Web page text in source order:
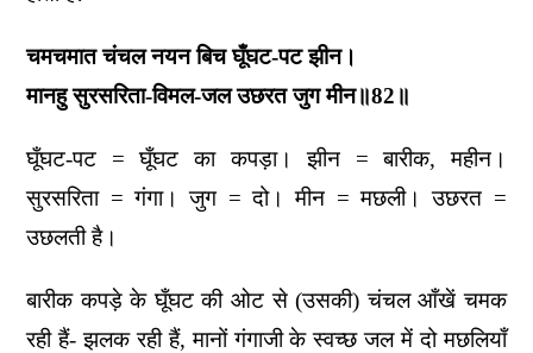
चमचमात चंचल नयन बिच घूँघट-पट झीन।
मानहु सुरसरिता-विमल-जल उछरत जुग मीन॥82॥
घूँघट-पट = घूँघट का कपड़ा। झीन = बारीक, महीन।
सुरसरिता = गंगा। जुग = दो। मीन = मछली। उछरत =
उछलती है।
बारीक कपड़े के घूँघट की ओट से (उसकी) चंचल आँखें चमक
रही हैं- झलक रही हैं, मानों गंगाजी के स्वच्छ जल में दो मछलियाँ